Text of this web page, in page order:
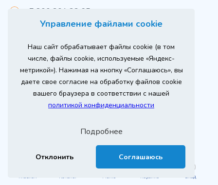
Управление файлами cookie
Наш сайт обрабатывает файлы cookie (в том
числе, файлы cookie, используемые «Яндекс-
метрикой»). Нажимая на кнопку «Соглашаюсь», вы
даете свое согласие на обработку файлов cookie
вашего браузера в соответствии с нашей
политикой конфиденциальности
Подробнее
Отклонить Соглашаюсь
+7 800 301 33 65
Вся информация на сайте о товарах носит
справочный характер и не является публичной
офертой в соответствии с пунктом 2 статьи 437 ГК РФ.
Для получения подробной информации о наличии и
стоимости указанных товаров и (или) услуг,
пожалуйста, обращайтесь к менеджеру сайта по
телефону
При использовании материалов сайта ссылка
Продвижение сайта
Главная Каталог Меню Корзина Вход
Оставь заявку